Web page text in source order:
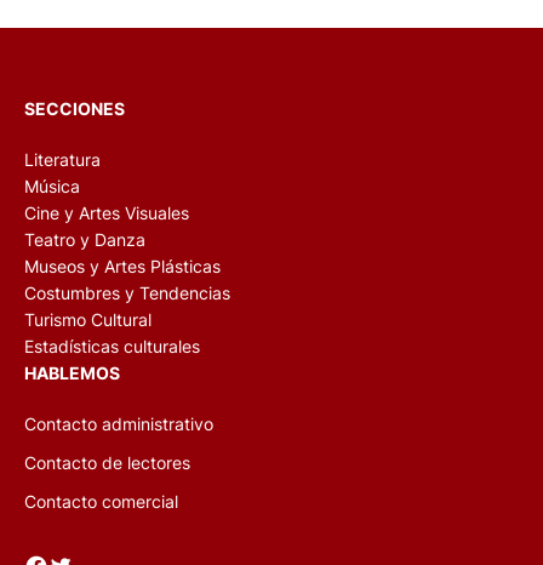
SECCIONES
Literatura
Música
Cine y Artes Visuales
Teatro y Danza
Museos y Artes Plásticas
Costumbres y Tendencias
Turismo Cultural
Estadísticas culturales
HABLEMOS
Contacto administrativo
Contacto de lectores
Contacto comercial